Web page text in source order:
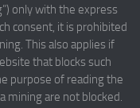
only with the express
consent, it is prohibited
This also applies if
that blocks such
purpose of reading the
are not blocked.